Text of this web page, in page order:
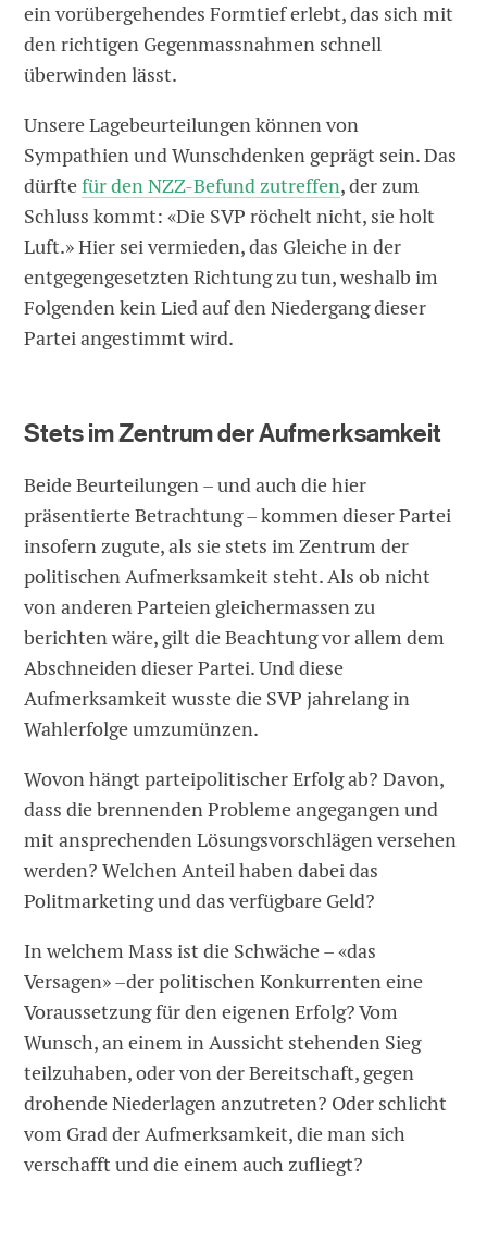
ein vorübergehendes Formtief erlebt, das sich mit
den richtigen Gegenmassnahmen schnell
überwinden lässt.
Unsere Lagebeurteilungen können von
Sympathien und Wunschdenken geprägt sein. Das
dürftefür den NZZ-Befund zutreffen, der zum
Schluss kommt: «Die SVP röchelt nicht, sie holt
Luft.» Hier sei vermieden, das Gleiche in der
entgegengesetzten Richtung zu tun, weshalb im
Folgenden kein Lied auf den Niedergang dieser
Partei angestimmt wird.
Stets im Zentrum der Aufmerksamkeit
Beide Beurteilungen – und auch die hier
präsentierte Betrachtung – kommen dieser Partei
insofern zugute, als sie stets im Zentrum der
politischen Aufmerksamkeit steht. Als ob nicht
von anderen Parteien gleichermassen zu
berichten wäre, gilt die Beachtung vor allem dem
Abschneiden dieser Partei. Und diese
Aufmerksamkeit wusste die SVP jahrelang in
Wahlerfolge umzumünzen.
Wovon hängt parteipolitischer Erfolg ab? Davon,
dass die brennenden Probleme angegangen und
mit ansprechenden Lösungsvorschlägen versehen
werden? Welchen Anteil haben dabei das
Politmarketing und das verfügbare Geld?
In welchem Mass ist die Schwäche – «das
Versagen» –der politischen Konkurrenten eine
Voraussetzung für den eigenen Erfolg? Vom
Wunsch, an einem in Aussicht stehenden Sieg
teilzuhaben, oder von der Bereitschaft, gegen
drohende Niederlagen anzutreten? Oder schlicht
vom Grad der Aufmerksamkeit, die man sich
verschafft und die einem auch zufliegt?